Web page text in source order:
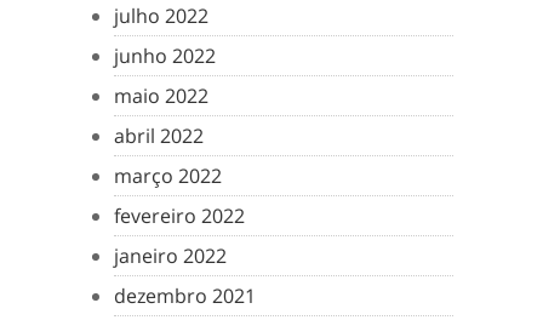
julho 2022
junho 2022
maio 2022
abril 2022
março 2022
fevereiro 2022
janeiro 2022
dezembro 2021